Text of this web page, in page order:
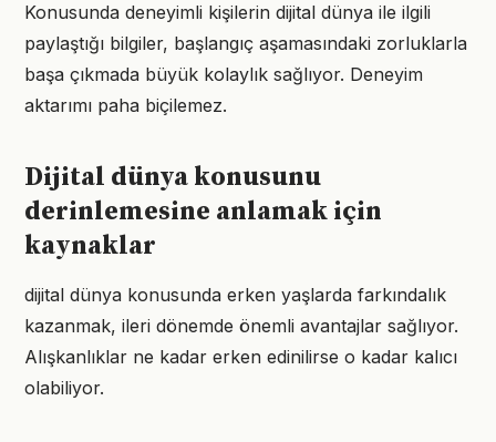
Konusunda deneyimli kişilerin dijital dünya ile ilgili
paylaştığı bilgiler, başlangıç aşamasındaki zorluklarla
başa çıkmada büyük kolaylık sağlıyor. Deneyim
aktarımı paha biçilemez.
Dijital dünya konusunu
derinlemesine anlamak için
kaynaklar
dijital dünya konusunda erken yaşlarda farkındalık
kazanmak, ileri dönemde önemli avantajlar sağlıyor.
Alışkanlıklar ne kadar erken edinilirse o kadar kalıcı
olabiliyor.